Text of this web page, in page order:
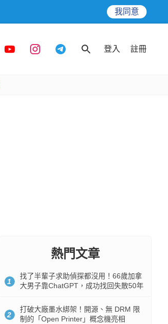
我同意
登入 註冊
熱門文章
1
找了半輩子求助偵探都沒用！66歲加拿
大男子靠ChatGPT，成功找回失散50年
2
打破大廠墨水綁架！開源、無 DRM 限
制的「Open Printer」概念機亮相